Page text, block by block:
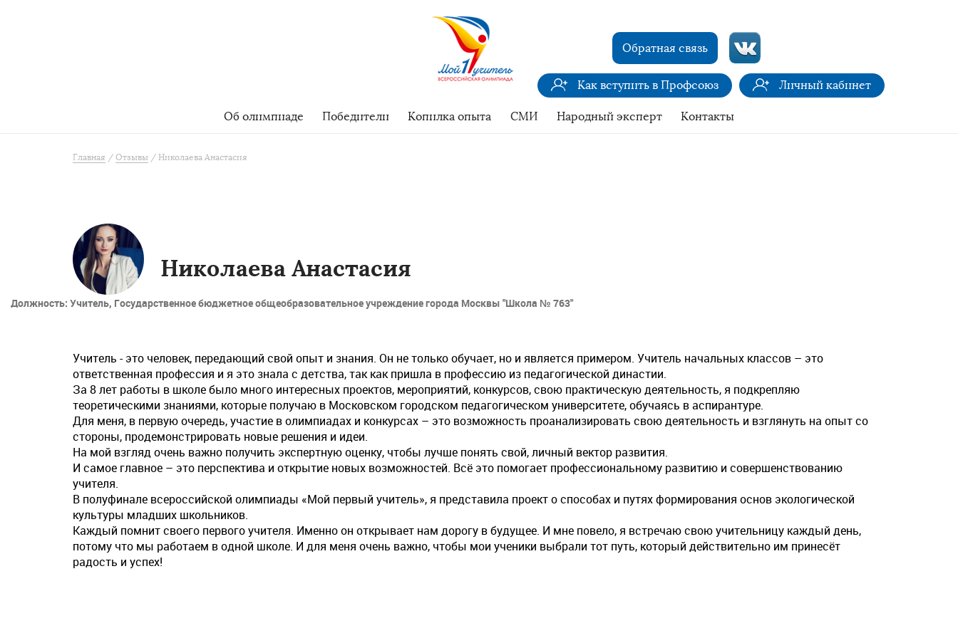
Обратная связь
Как вступить в Профсоюз Личный кабинет
Об олимпиаде Победители Копилка опыта СМИ Народный эксперт Контакты
Главная Отзывы Николаева Анастасия
Николаева Анастасия
Должность: Учитель, Государственное бюджетное общеобразовательное учреждение города Москвы "Школа № 763"
Учитель - это человек, передающий свой опыт и знания. Он не только обучает, но и является примером. Учитель начальных классов – это
ответственная профессия и я это знала с детства, так как пришла в профессию из педагогической династии.
За 8 лет работы в школе было много интересных проектов, мероприятий, конкурсов, свою практическую деятельность, я подкрепляю
теоретическими знаниями, которые получаю в Московском городском педагогическом университете, обучаясь в аспирантуре.
Для меня, в первую очередь, участие в олимпиадах и конкурсах – это возможность проанализировать свою деятельность и взглянуть на опыт со
стороны, продемонстрировать новые решения и идеи.
На мой взгляд очень важно получить экспертную оценку, чтобы лучше понять свой, личный вектор развития.
И самое главное – это перспектива и открытие новых возможностей. Всё это помогает профессиональному развитию и совершенствованию
учителя.
В полуфинале всероссийской олимпиады «Мой первый учитель», я представила проект о способах и путях формирования основ экологической
культуры младших школьников.
Каждый помнит своего первого учителя. Именно он открывает нам дорогу в будущее. И мне повело, я встречаю свою учительницу каждый день,
потому что мы работаем в одной школе. И для меня очень важно, чтобы мои ученики выбрали тот путь, который действительно им принесёт
радость и успех!